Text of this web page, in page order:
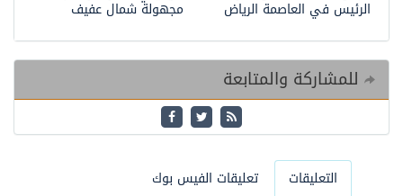
مجهولة شمال عفيف الرئيس في العاصمة الرياض
للمشاركة والمتابعة
التعليقات تعليقات الفيس بوك